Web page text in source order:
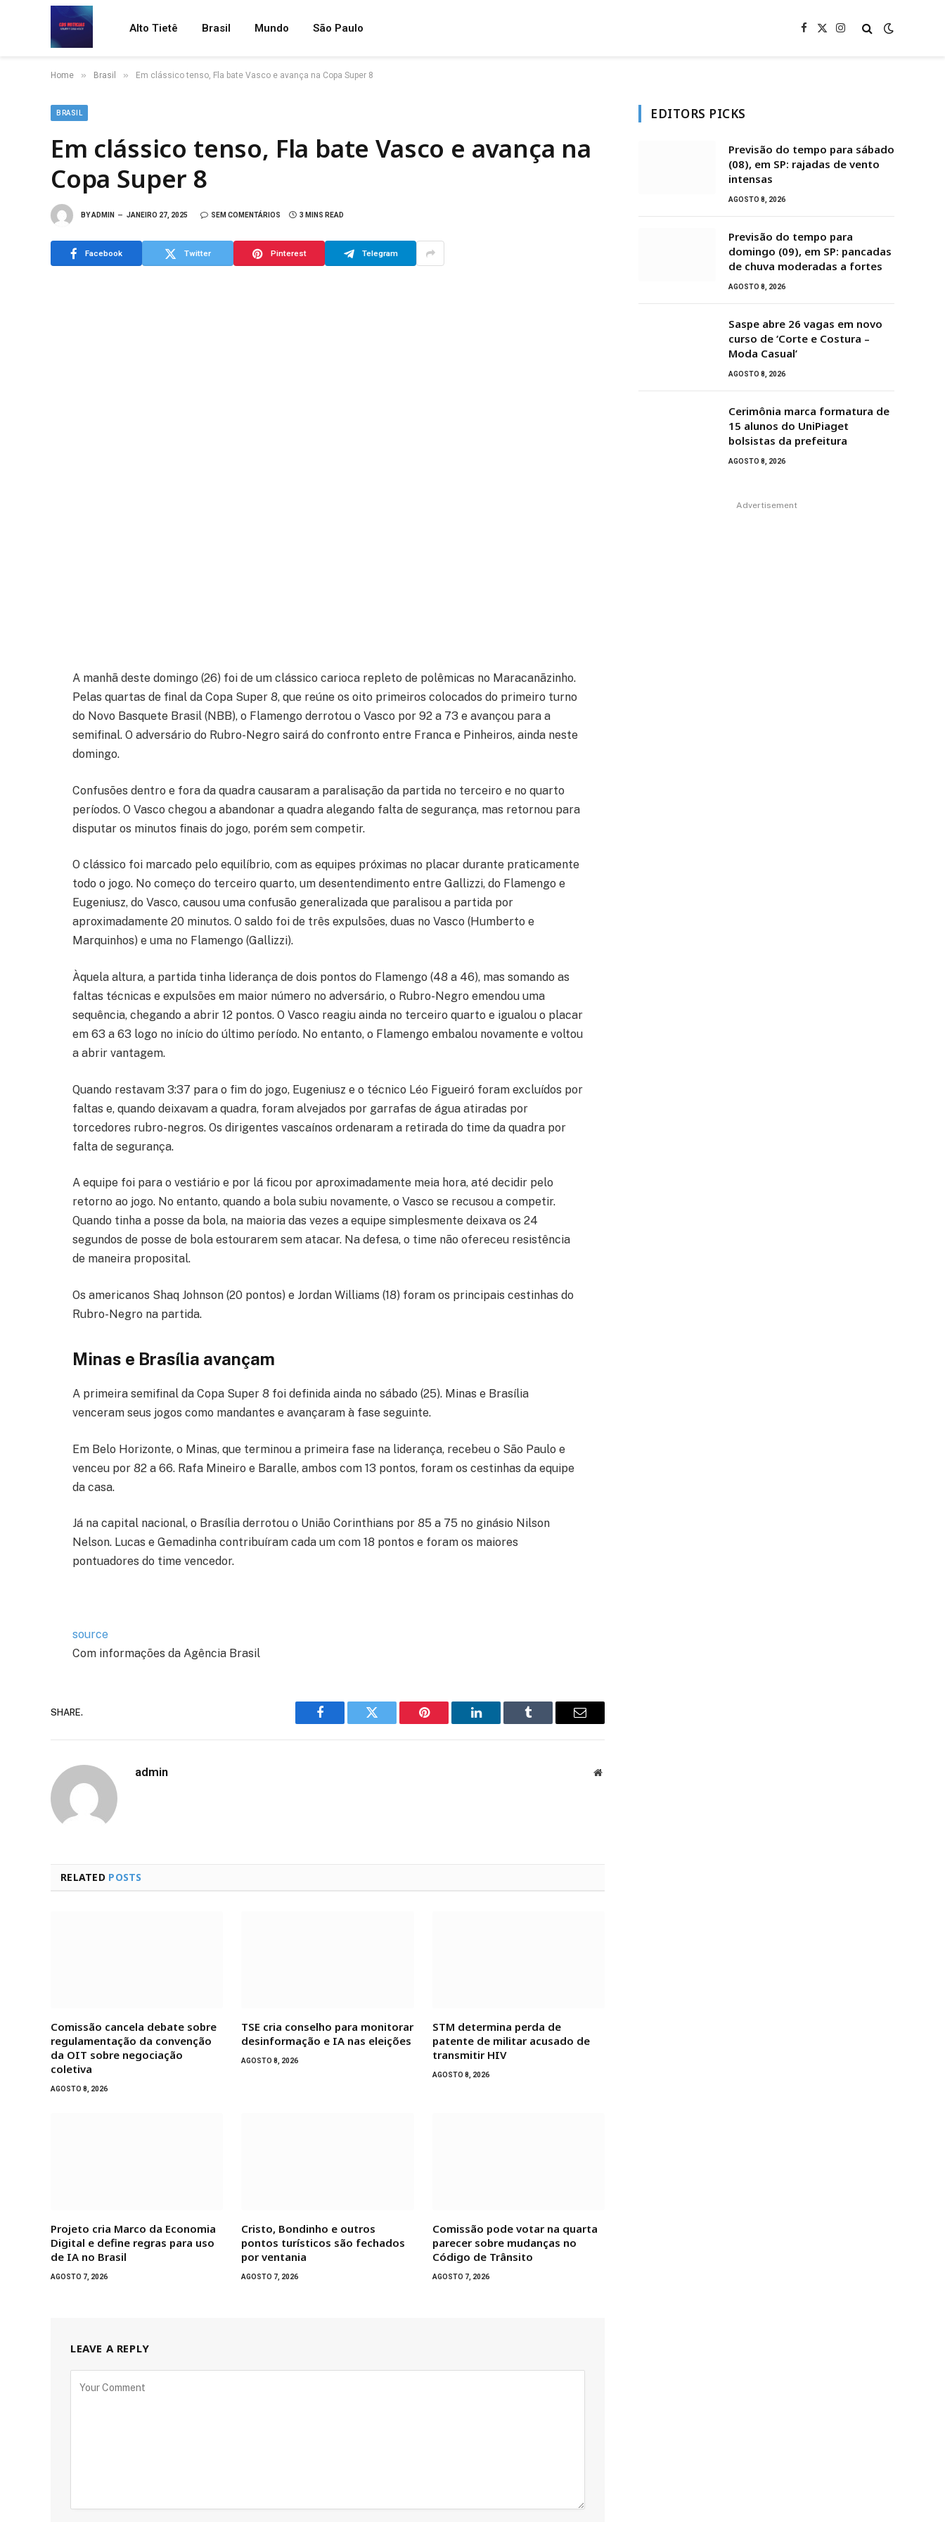
Alto Tietê Brasil Mundo São Paulo Facebook
X
Instagram
Home » Brasil » Em clássico tenso, Fla bate Vasco e avança na Copa Super 8
BRASIL
Em clássico tenso, Fla bate Vasco e avança na
Copa Super 8
BYADMIN JANEIRO 27, 2025 SEM COMENTÁRIOS 3 MINS READ
Facebook Twitter Pinterest Telegram
A manhã deste domingo (26) foi de um clássico carioca repleto de polêmicas no Maracanãzinho.
Pelas quartas de final da Copa Super 8, que reúne os oito primeiros colocados do primeiro turno
do Novo Basquete Brasil (NBB), o Flamengo derrotou o Vasco por 92 a 73 e avançou para a
semifinal. O adversário do Rubro-Negro sairá do confronto entre Franca e Pinheiros, ainda neste
domingo.
Confusões dentro e fora da quadra causaram a paralisação da partida no terceiro e no quarto
períodos. O Vasco chegou a abandonar a quadra alegando falta de segurança, mas retornou para
disputar os minutos finais do jogo, porém sem competir.
O clássico foi marcado pelo equilíbrio, com as equipes próximas no placar durante praticamente
todo o jogo. No começo do terceiro quarto, um desentendimento entre Gallizzi, do Flamengo e
Eugeniusz, do Vasco, causou uma confusão generalizada que paralisou a partida por
aproximadamente 20 minutos. O saldo foi de três expulsões, duas no Vasco (Humberto e
Marquinhos) e uma no Flamengo (Gallizzi).
Àquela altura, a partida tinha liderança de dois pontos do Flamengo (48 a 46), mas somando as
faltas técnicas e expulsões em maior número no adversário, o Rubro-Negro emendou uma
sequência, chegando a abrir 12 pontos. O Vasco reagiu ainda no terceiro quarto e igualou o placar
em 63 a 63 logo no início do último período. No entanto, o Flamengo embalou novamente e voltou
a abrir vantagem.
Quando restavam 3:37 para o fim do jogo, Eugeniusz e o técnico Léo Figueiró foram excluídos por
faltas e, quando deixavam a quadra, foram alvejados por garrafas de água atiradas por
torcedores rubro-negros. Os dirigentes vascaínos ordenaram a retirada do time da quadra por
falta de segurança.
A equipe foi para o vestiário e por lá ficou por aproximadamente meia hora, até decidir pelo
retorno ao jogo. No entanto, quando a bola subiu novamente, o Vasco se recusou a competir.
Quando tinha a posse da bola, na maioria das vezes a equipe simplesmente deixava os 24
segundos de posse de bola estourarem sem atacar. Na defesa, o time não ofereceu resistência
de maneira proposital.
Os americanos Shaq Johnson (20 pontos) e Jordan Williams (18) foram os principais cestinhas do
Rubro-Negro na partida.
Minas e Brasília avançam
A primeira semifinal da Copa Super 8 foi definida ainda no sábado (25). Minas e Brasília
venceram seus jogos como mandantes e avançaram à fase seguinte.
Em Belo Horizonte, o Minas, que terminou a primeira fase na liderança, recebeu o São Paulo e
venceu por 82 a 66. Rafa Mineiro e Baralle, ambos com 13 pontos, foram os cestinhas da equipe
da casa.
Já na capital nacional, o Brasília derrotou o União Corinthians por 85 a 75 no ginásio Nilson
Nelson. Lucas e Gemadinha contribuíram cada um com 18 pontos e foram os maiores
pontuadores do time vencedor.
source
Com informações da Agência Brasil
SHARE.
Facebook Twitter Pinterest LinkedIn Tumblr Email
admin Website
RELATED POSTS
Comissão cancela debate sobre
regulamentação da convenção
da OIT sobre negociação
coletiva
AGOSTO 8, 2026
TSE cria conselho para monitorar
desinformação e IA nas eleições
AGOSTO 8, 2026
STM determina perda de
patente de militar acusado de
transmitir HIV
AGOSTO 8, 2026
Projeto cria Marco da Economia
Digital e define regras para uso
de IA no Brasil
AGOSTO 7, 2026
Cristo, Bondinho e outros
pontos turísticos são fechados
por ventania
AGOSTO 7, 2026
Comissão pode votar na quarta
parecer sobre mudanças no
Código de Trânsito
AGOSTO 7, 2026
LEAVE A REPLY
EDITORS PICKS
Previsão do tempo para sábado
(08), em SP: rajadas de vento
intensas
AGOSTO 8, 2026
Previsão do tempo para
domingo (09), em SP: pancadas
de chuva moderadas a fortes
AGOSTO 8, 2026
Saspe abre 26 vagas em novo
curso de ‘Corte e Costura –
Moda Casual’
AGOSTO 8, 2026
Cerimônia marca formatura de
15 alunos do UniPiaget
bolsistas da prefeitura
AGOSTO 8, 2026
Advertisement